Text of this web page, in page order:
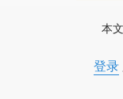
本
登录